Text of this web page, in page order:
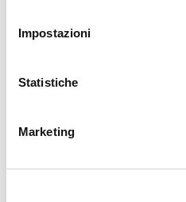
Impostazioni
Statistiche
Marketing